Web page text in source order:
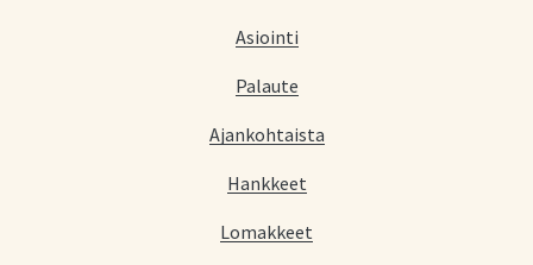
Asiointi
Palaute
Ajankohtaista
Hankkeet
Lomakkeet